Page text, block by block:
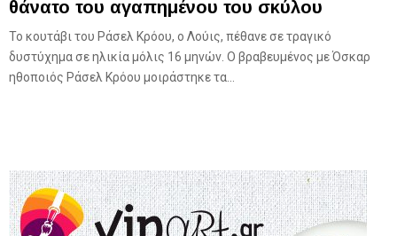
θάνατο του αγαπημένου του σκύλου
Το κουτάβι του Ράσελ Κρόου, ο Λούις, πέθανε σε τραγικό
δυστύχημα σε ηλικία μόλις 16 μηνών. Ο βραβευμένος με Όσκαρ
ηθοποιός Ράσελ Κρόου μοιράστηκε τα...